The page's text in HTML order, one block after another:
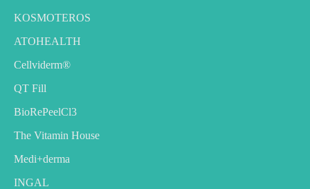
KOSMOTEROS
ATOHEALTH
Cellviderm®
QT Fill
BioRePeelCl3
The Vitamin House
Medi+derma
INGAL